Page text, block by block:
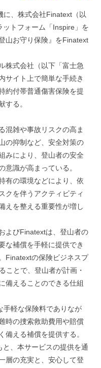
c
o
k
i
e
n
a
に、株式会社Finatext（以
トフォーム「Inspire」を
山お守り保険』をFinatext
株式会社（以下「富士急
サイト上で簡単な手続き
約付帯普通傷害保険を提
する。
混雑や事故リスクの高ま
の抑制など、安全対策の
みにより、登山者の安全
意識が高まっている。
有の環境などにより、依
クを伴うアクティビティ
えを整える重要性が増し
よびFinatextは、登山者の
な補償を手軽に提供でき
Finatextの保険ビジネスプ
ことで、登山者が計画・
備えることのできる仕組
手軽な保険料でありなが
時の捜索救助費用や賠償
える補償を提供する。
、本サービスの提供を通
層の充実と、安心して登